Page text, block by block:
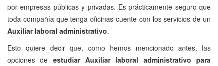
por empresas públicas y privadas. Es prácticamente seguro que
toda compañía que tenga oficinas cuente con los servicios de un
Auxiliar laboral administrativo.
Esto quiere decir que, como hemos mencionado antes, las
opciones de estudiar Auxiliar laboral administrativo para